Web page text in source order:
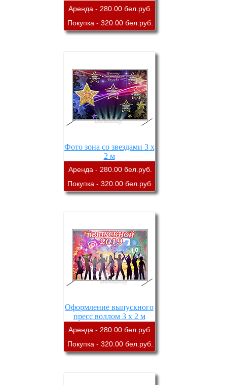
Аренда - 280.00 бел.руб.
Покупка - 320.00 бел.руб.
Фото зона со звездами 3 х
2 м
Аренда - 280.00 бел.руб.
Покупка - 320.00 бел.руб.
Оформление выпускного
пресс воллом 3 х 2 м
Аренда - 280.00 бел.руб.
Покупка - 320.00 бел.руб.